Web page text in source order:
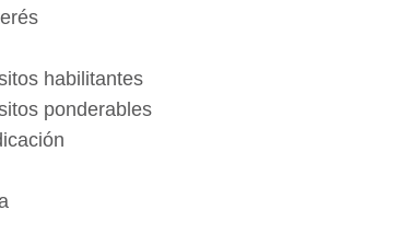
habilitantes
ponderables